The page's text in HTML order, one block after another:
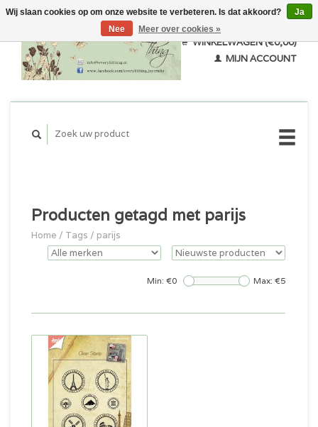
WINKELWAGEN (€0,00)
MIJN ACCOUNT
Producten getagd met parijs
Home / Tags / parijs
Min: €0 Max: €5
Wij slaan cookies op om onze website te verbeteren. Is dat akkoord?
Ja
Nee
Meer over cookies »